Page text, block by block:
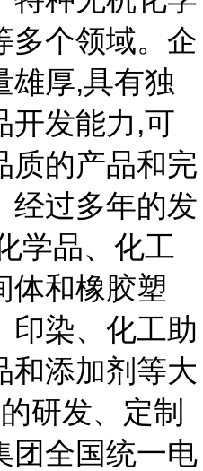
多个领域。企
雄厚,具有独
开发能力,可
质的产品和完
经过多年的发
学品、化工
体和橡胶塑
印染、化工助
和添加剂等大
研发、定制
团全国统一电